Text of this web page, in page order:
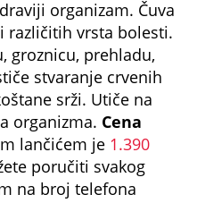
različitih vrsta bolesti.
groznicu, prehladu,
stvaranje crvenih
srži. Utiče na
organizma.Cena
lančićem je1.390
poručiti svakog
na broj telefona
do petka.